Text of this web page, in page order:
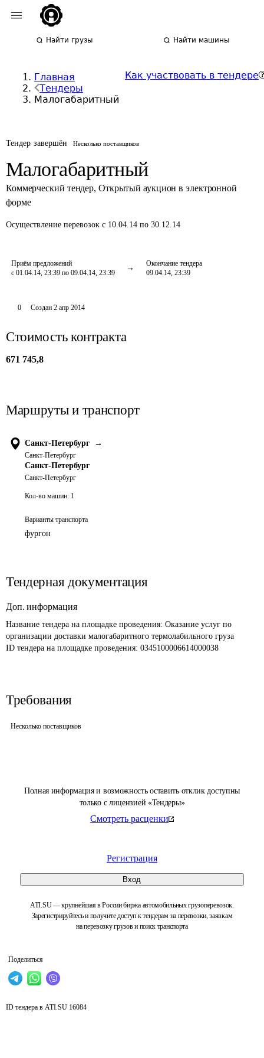
Найти грузы Найти машины
Главная
Тендеры
Малогабаритный
Как участвовать в тендере
Тендер завершён Несколько поставщиков
Малогабаритный
Коммерческий тендер, Открытый аукцион в электронной
форме
Осуществление перевозок с 10.04.14 по 30.12.14
Приём предложений
с 01.04.14, 23:39 по 09.04.14, 23:39
Окончание тендера
09.04.14, 23:39
Полная информация и возможность оставить отклик доступны
только с лицензией «Тендеры»
Смотреть расценки
Регистрация
Вход
ATI.SU — крупнейшая в России биржа автомобильных грузоперевозок.
Зарегистрируйтесь и получите доступ к тендерам на перевозки, заявкам
на перевозку грузов и поиск транспорта
Поделиться
0 Создан 2 апр 2014
Стоимость контракта
671 745,8
Маршруты и транспорт
Санкт-Петербург →
Санкт-Петербург
Санкт-Петербург
Санкт-Петербург
Кол-во машин: 1
Варианты транспорта
фургон
Тендерная документация
Доп. информация
Название тендера на площадке проведения: Оказание услуг по
организации доставки малогабаритного термолабильного груза
ID тендера на площадке проведения: 0345100006614000038
Требования
Несколько поставщиков
ID тендера в ATI.SU 16084